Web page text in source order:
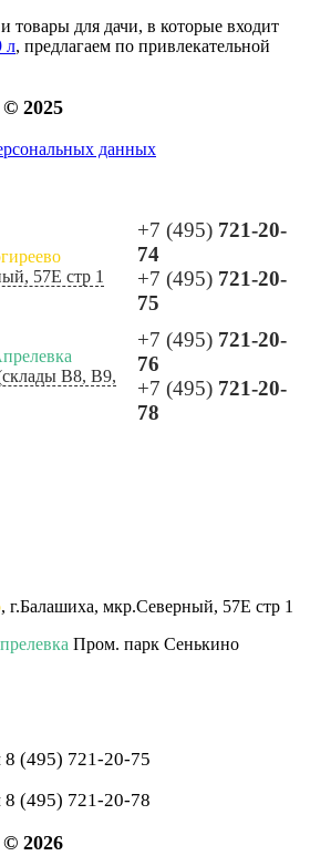
товары для дачи, в которые входит
л, предлагаем по привлекательной
2025
данных
57Е стр 1
+7 (495) 721-20-
74
+7 (495) 721-20-
75
B8, B9,
+7 (495) 721-20-
76
+7 (495) 721-20-
78
, г.Балашиха, мкр.Северный, 57Е стр 1
Пром. парк Сенькино
(495) 721-20-75
(495) 721-20-78
2026